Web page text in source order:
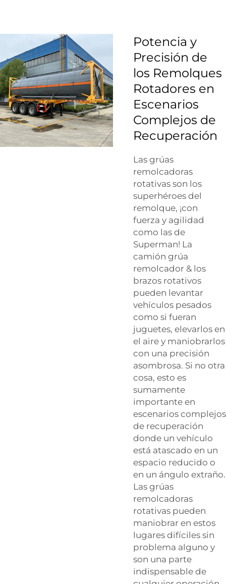
Potencia y
Precisión de
los Remolques
Rotadores en
Escenarios
Complejos de
Recuperación
Las grúas
remolcadoras
rotativas son los
superhéroes del
remolque, ¡con
fuerza y agilidad
como las de
Superman! La
camión grúa
remolcador & los
brazos rotativos
pueden levantar
vehículos pesados
como si fueran
juguetes, elevarlos en
el aire y maniobrarlos
con una precisión
asombrosa. Si no otra
cosa, esto es
sumamente
importante en
escenarios complejos
de recuperación
donde un vehículo
está atascado en un
espacio reducido o
en un ángulo extraño.
Las grúas
remolcadoras
rotativas pueden
maniobrar en estos
lugares difíciles sin
problema alguno y
son una parte
indispensable de